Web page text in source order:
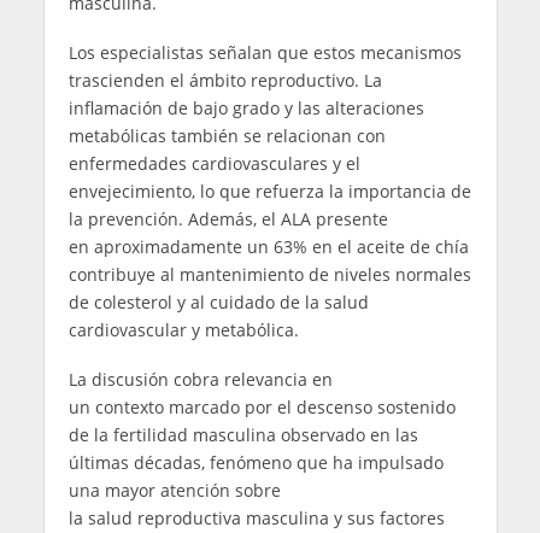
Los especialistas señalan que estos mecanismos
trascienden el ámbito reproductivo. La
inflamación de bajo grado y las alteraciones
metabólicas también se relacionan con
enfermedades cardiovasculares y el
envejecimiento, lo que refuerza la importancia de
la prevención. Además, el ALA presente
en aproximadamente un 63% en el aceite de chía
contribuye al mantenimiento de niveles normales
de colesterol y al cuidado de la salud
cardiovascular y metabólica.
La discusión cobra relevancia en
un contexto marcado por el descenso sostenido
de la fertilidad masculina observado en las
últimas décadas, fenómeno que ha impulsado
una mayor atención sobre
la salud reproductiva masculina y sus factores